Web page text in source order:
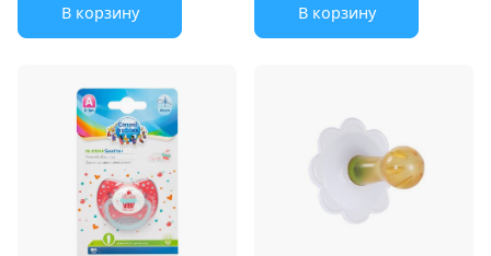
В корзину В корзину